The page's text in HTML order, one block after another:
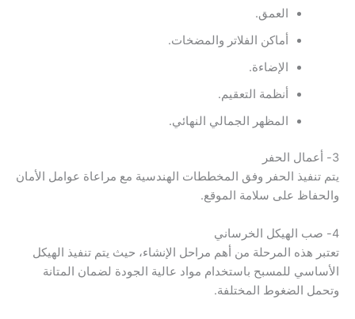
العمق.
أماكن الفلاتر والمضخات.
الإضاءة.
أنظمة التعقيم.
المظهر الجمالي النهائي.
3- أعمال الحفر
يتم تنفيذ الحفر وفق المخططات الهندسية مع مراعاة عوامل الأمان
والحفاظ على سلامة الموقع.
4- صب الهيكل الخرساني
تعتبر هذه المرحلة من أهم مراحل الإنشاء، حيث يتم تنفيذ الهيكل
الأساسي للمسبح باستخدام مواد عالية الجودة لضمان المتانة
وتحمل الضغوط المختلفة.